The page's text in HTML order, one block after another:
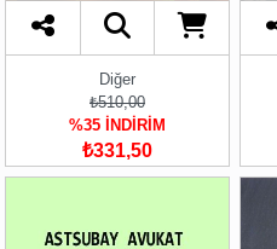
Diğer
₺510,00
%35 İNDİRİM
₺331,50